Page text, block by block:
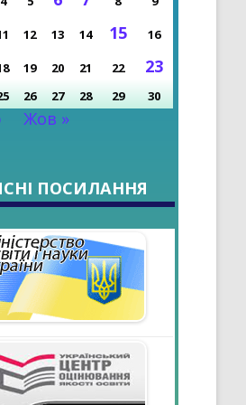
12 13 14 15 16
19 20 21 22 23
26 27 28 29 30
Жов »
ПОСИЛАННЯ